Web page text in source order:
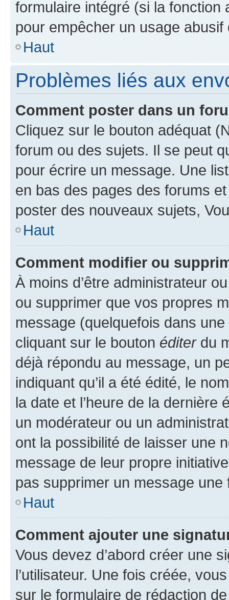
formulaire intégré (si la fonction
pour empêcher un usage
Haut
Problèmes liés aux
Comment poster dans un
Cliquez sur le bouton adéquat
forum ou des sujets. Il se peut
pour écrire un message. Une
en bas des pages des forums
poster des nouveaux sujets,
Haut
Comment modifier ou
À moins d’être administrateur
ou supprimer que vos propres
message (quelquefois dans
cliquant sur le bouton éditerdu
déjà répondu au message, un
indiquant qu’il a été édité, le
la date et l’heure de la dernière
un modérateur ou un
ont la possibilité de laisser une
message de leur propre
pas supprimer un message une
Haut
Comment ajouter une
Vous devez d’abord créer une
l’utilisateur. Une fois créée,
sur le formulaire de rédaction